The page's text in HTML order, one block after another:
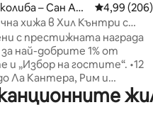
5, 201 отзива
– Сан Ан
Средна
4,99 (206)
хижа в Хил Кънтри с
хидромасажна вана
с престижната награда
най-добрите 1% от
„Избор на гостите“. •12
Ла Кантера, Рим и
25 минути до
и SeaWorld (в